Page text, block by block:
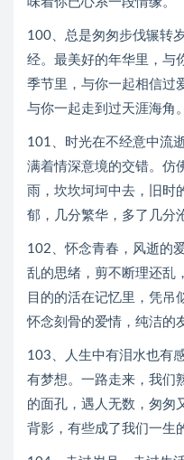
100、总是匆匆步伐辗转
经。最美好的年华里，与
季节里，与你一起相信过
与你一起走到过天涯海角。
101、时光在不经意中流
满着情深意境的交错。仿
雨，坎坎坷坷中去，旧时
郁，几分繁华，多了几分
102、怀念青春，风逝的
乱的思绪，剪不断理还乱
目的的活在记忆里，凭吊
怀念刻骨的爱情，纯洁的
103、人生中有泪水也有
有梦想。一路走来，我们
的面孔，遇人无数，匆匆
背影，有些成了我们一生